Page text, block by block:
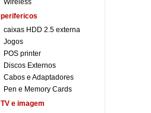
Wireless
perifericos
caixas HDD 2.5 externa
Jogos
POS printer
Discos Externos
Cabos e Adaptadores
Pen e Memory Cards
TV e imagem